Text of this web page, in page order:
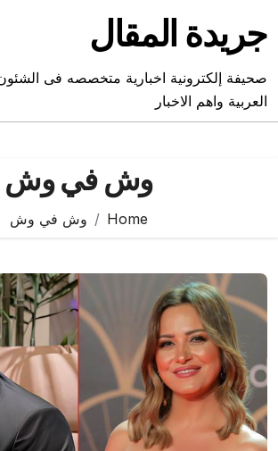
content
جريدة المقال
صحيفة إلكترونية اخبارية متخصصه فى
العربية واهم الاخبار
وش في وش
Home وش في وش